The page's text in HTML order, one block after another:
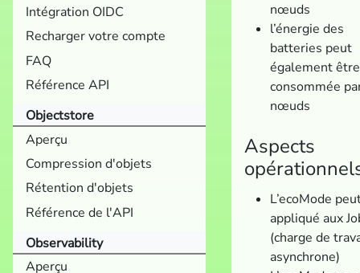
Intégration OIDC
Recharger votre compte
FAQ
Référence API
Objectstore
Aperçu
Compression d'objets
Rétention d'objets
Référence de l'API
Observability
Aperçu
nœuds
l’énergie des
batteries peut
également être
consommée
nœuds
Aspects
L’ecoMode
appliqué aux
(charge de
asynchrone)